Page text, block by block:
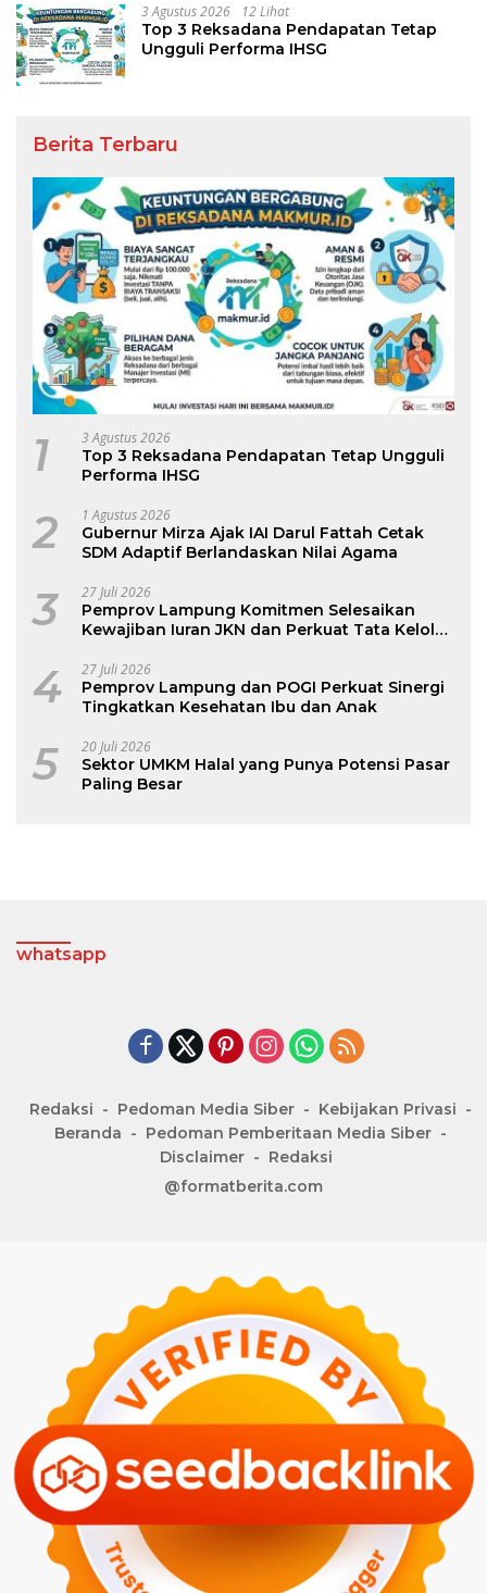
3 Agustus 2026 12 Lihat
Top 3 Reksadana Pendapatan Tetap
Ungguli Performa IHSG
Berita Terbaru
1 3 Agustus 2026
Top 3 Reksadana Pendapatan Tetap Ungguli
Performa IHSG
2 1 Agustus 2026
Gubernur Mirza Ajak IAI Darul Fattah Cetak
SDM Adaptif Berlandaskan Nilai Agama
3 27 Juli 2026
Pemprov Lampung Komitmen Selesaikan
Kewajiban Iuran JKN dan Perkuat Tata Kelola
4 27 Juli 2026
Pemprov Lampung dan POGI Perkuat Sinergi
Tingkatkan Kesehatan Ibu dan Anak
5 20 Juli 2026
Sektor UMKM Halal yang Punya Potensi Pasar
Paling Besar
whatsapp
Redaksi Pedoman Media Siber
Kebijakan Privasi
Beranda
Pedoman Pemberitaan Media Siber
Disclaimer
Redaksi
@formatberita.com